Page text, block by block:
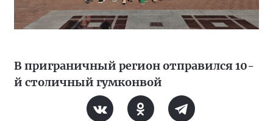
В приграничный регион отправился 10-
й столичный гумконвой